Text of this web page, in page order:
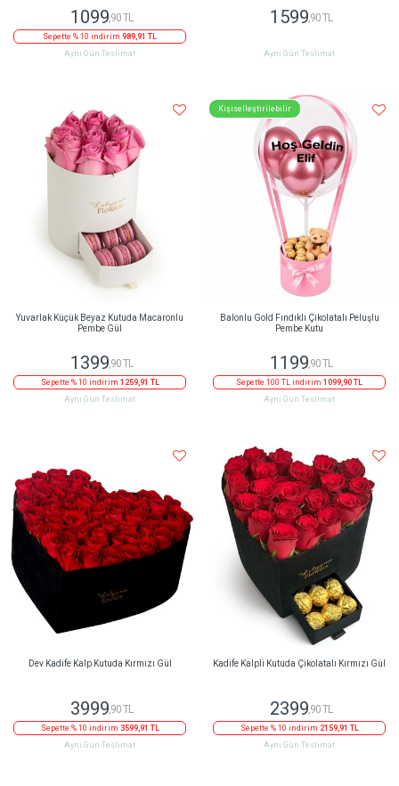
1099 ,90 TL
Sepette % 10 indirim 989,91 TL
Aynı Gün Teslimat
1599 ,90 TL
Aynı Gün Teslimat
Yuvarlak Küçük Beyaz Kutuda Macaronlu
Pembe Gül
1399,90 TL
Sepette % 10 indirim 1259,91 TL
Aynı Gün Teslimat
Kişiselleştirilebilir
Balonlu Gold Fındıklı Çikolatalı Peluşlu
Pembe Kutu
1199,90 TL
Sepette 100 TL indirim 1099,90 TL
Aynı Gün Teslimat
Dev Kadife Kalp Kutuda Kırmızı Gül
3999,90 TL
Sepette % 10 indirim 3599,91 TL
Aynı Gün Teslimat
Kadife Kalpli Kutuda Çikolatalı Kırmızı Gül
2399,90 TL
Sepette % 10 indirim 2159,91 TL
Aynı Gün Teslimat